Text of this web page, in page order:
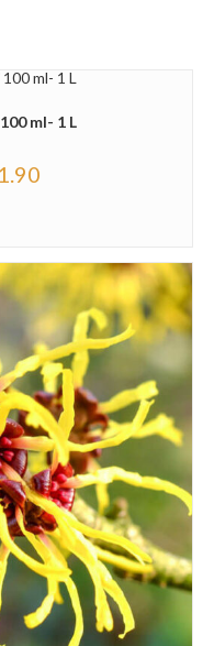
ml- 1 L